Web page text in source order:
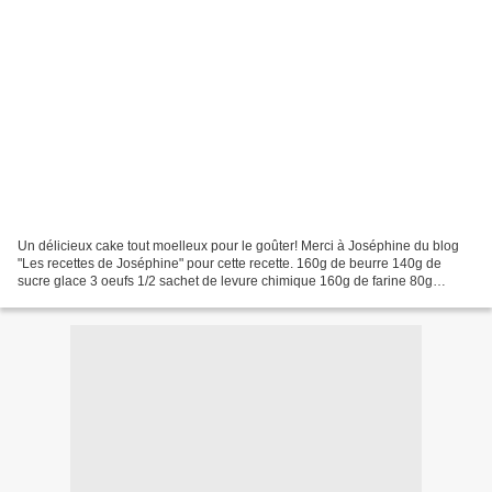
Un délicieux cake tout moelleux pour le goûter! Merci à Joséphine du blog
"Les recettes de Joséphine" pour cette recette. 160g de beurre 140g de
sucre glace 3 oeufs 1/2 sachet de levure chimique 160g de farine 80g